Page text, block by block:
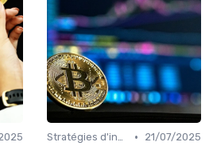
Stratégies d'investissement •
21/07/2025